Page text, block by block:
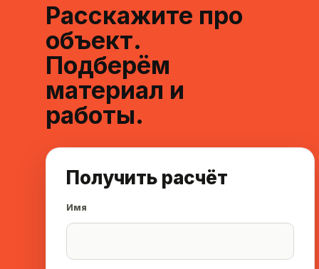
Расскажите про
объект.
Подберём
материал и
работы.
Получить расчёт
Имя